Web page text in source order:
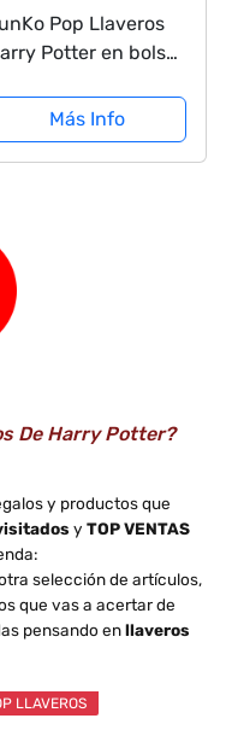
Pop Llaveros
Potter en bolsas
,
colores
1 Unidad
Más Info
De Harry Potter?
y productos que
y TOP VENTAS
selección de artículos,
que vas a acertar de
pensando enllaveros
LLAVEROS